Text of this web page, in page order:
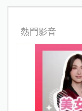
熱門影音